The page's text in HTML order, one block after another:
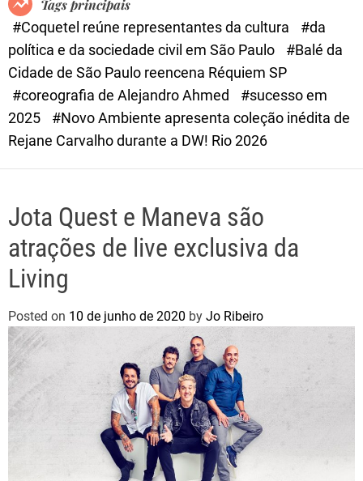
e
Tags principais
#Coquetel reúne representantes da cultura
#da
política e da sociedade civil em São Paulo
#Balé da
Cidade de São Paulo reencena Réquiem SP
#coreografia de Alejandro Ahmed
#sucesso em
2025
#Novo Ambiente apresenta coleção inédita de
Rejane Carvalho durante a DW! Rio 2026
Jota Quest e Maneva são
atrações de live exclusiva da
Living
Posted on 10 de junho de 2020 by Jo Ribeiro